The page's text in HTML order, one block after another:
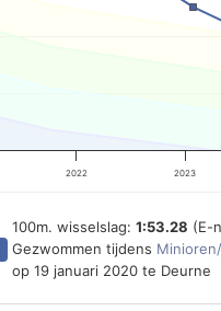
2022 2023
100m. wisselslag: 1:53.28 (E-
Gezwommen tijdens
op 19 januari 2020 te Deurne